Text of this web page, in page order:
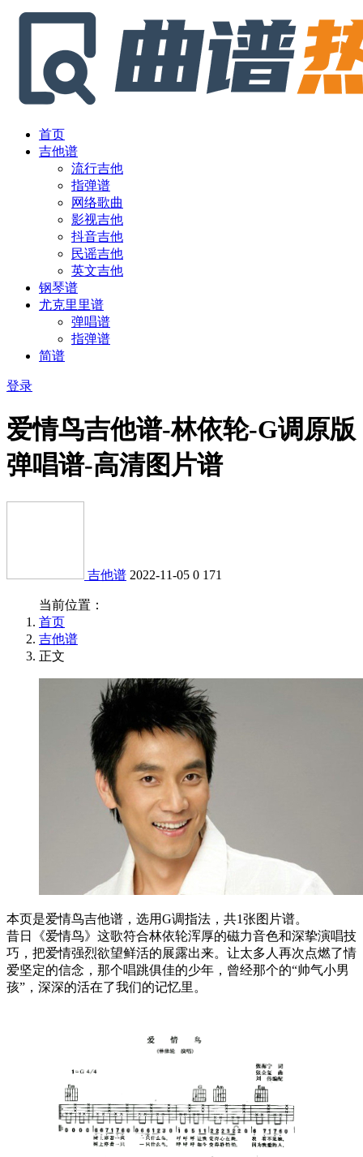
首页
吉他谱
流行吉他
指弹谱
网络歌曲
影视吉他
抖音吉他
民谣吉他
英文吉他
钢琴谱
尤克里里谱
弹唱谱
指弹谱
简谱
登录
爱情鸟吉他谱-林依轮-G调原版
弹唱谱-高清图片谱
吉他谱 2022-11-05 0 171
当前位置：
首页
吉他谱
正文
本页是爱情鸟吉他谱，选用G调指法，共1张图片谱。
昔日《爱情鸟》这歌符合林依轮浑厚的磁力音色和深挚演唱技
巧，把爱情强烈欲望鲜活的展露出来。让太多人再次点燃了情
爱坚定的信念，那个唱跳俱佳的少年，曾经那个的“帅气小男
孩”，深深的活在了我们的记忆里。